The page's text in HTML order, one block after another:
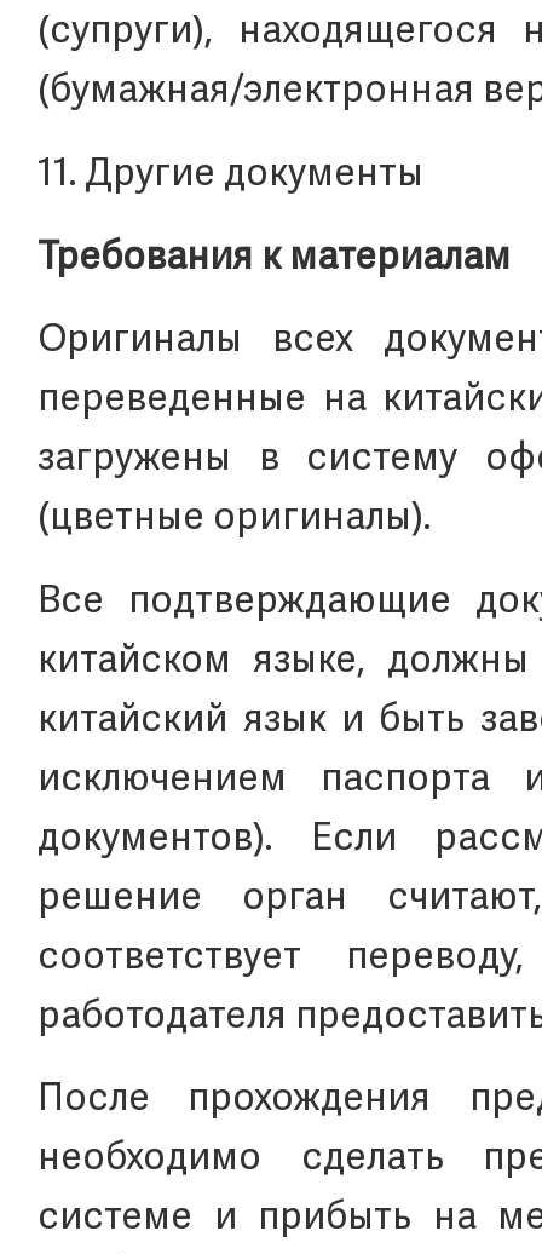
(супруги),
(бумажная/электронная
11. Другие документы
Требования к материалам
Оригиналы всех
переведенные на
загружены в систему
(цветные оригиналы).
Все подтверждающие
китайском языке,
китайский язык и быть
исключением паспорта
документов). Если
решение орган
соответствует
работодателя
После прохождения
необходимо сделать
системе и прибыть на